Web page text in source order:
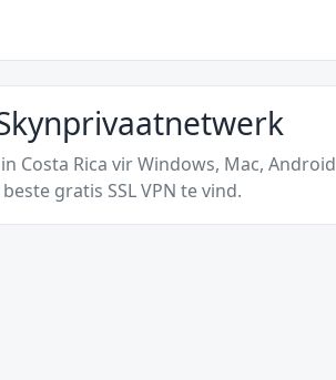
Costa Rica vir Windows, Mac, Android
gratis SSL VPN te vind.